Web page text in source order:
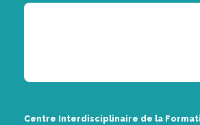
Centre Interdisciplinaire de la